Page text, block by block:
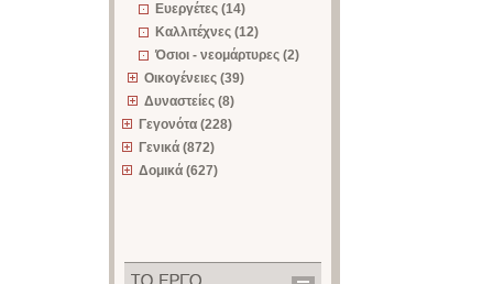
Ευεργέτες (14)
Καλλιτέχνες (12)
Όσιοι - νεομάρτυρες (2)
Οικογένειες (39)
Δυναστείες (8)
Γεγονότα (228)
Γενικά (872)
Δομικά (627)